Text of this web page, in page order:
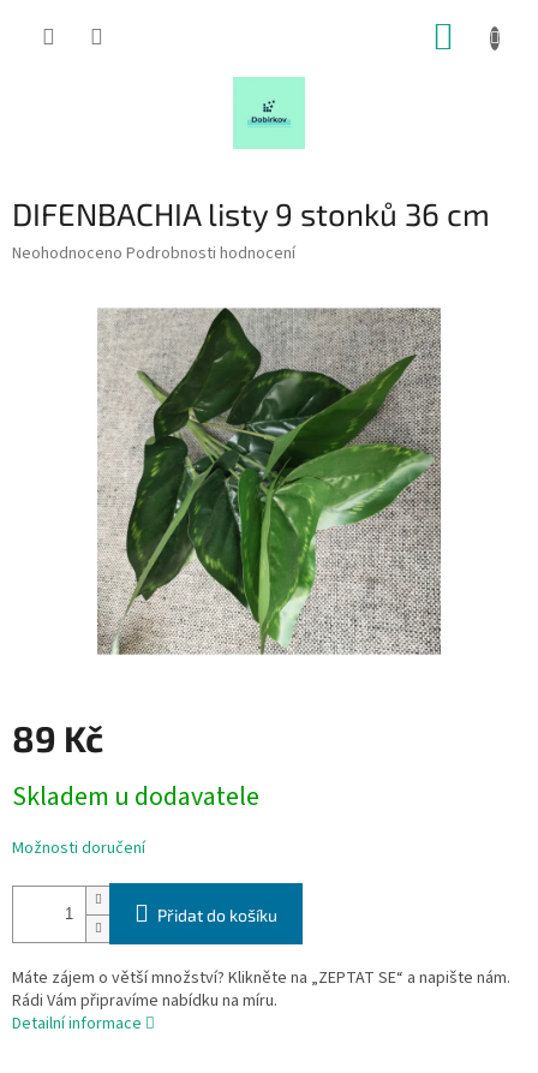
DIFENBACHIA listy 9 stonků 36 cm
Průměrné
Neohodnoceno Podrobnosti hodnocení
89 Kč
cena:
Skladem u dodavatele
Možnosti doručení
Přidat do košíku
Máte zájem o větší množství? Klikněte na „ZEPTAT SE“ a napište nám.
Rádi Vám připravíme nabídku na míru.
Detailní informace